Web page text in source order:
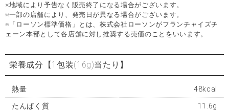
※地域により予告なく販売終了になる場合がございます。
※一部の店舗により、発売日が異なる場合がございます。
※「ローソン標準価格」とは、株式会社ローソンがフランチャイズチ
ェーン本部として各店舗に対し推奨する売価のことをいいます。
栄養成分 【1包装(16g)当たり】
熱量 48kcal
たんぱく質 11.6g